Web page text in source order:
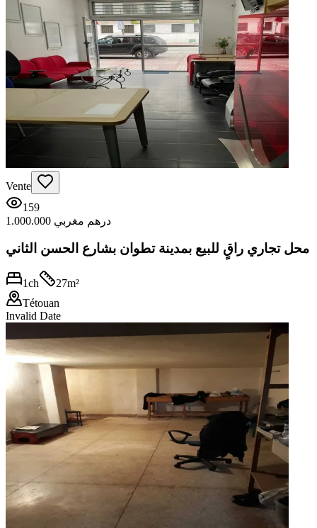
Vente
159
1.000.000 درهم مغربي
محل تجاري راقٍ للبيع بمدينة تطوان بشارع الحسن الثاني
1ch 27m²
Tétouan
Invalid Date